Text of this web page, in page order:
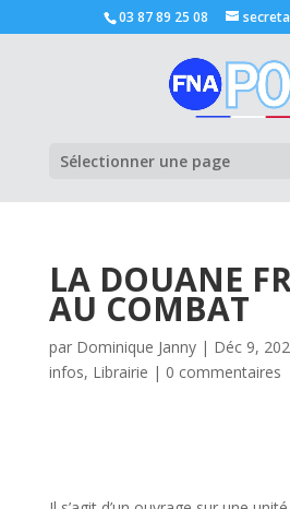
03 87 89 25 08
Sélectionner une page
LA DOUANE
AU COMBAT
par Dominique Janny| Déc 9,
infos, Librairie | 0 commentaires